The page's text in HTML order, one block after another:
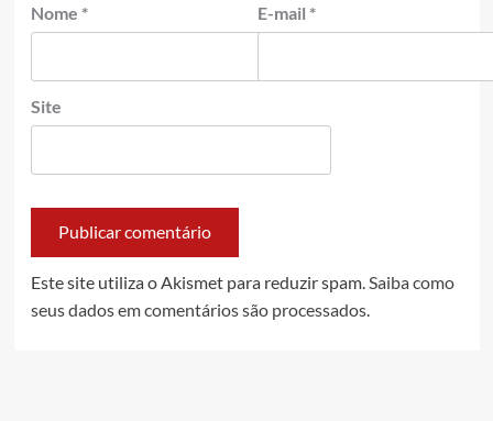
Nome * E-mail *
Site
Este site utiliza o Akismet para reduzir spam. Saiba como
seus dados em comentários são processados.